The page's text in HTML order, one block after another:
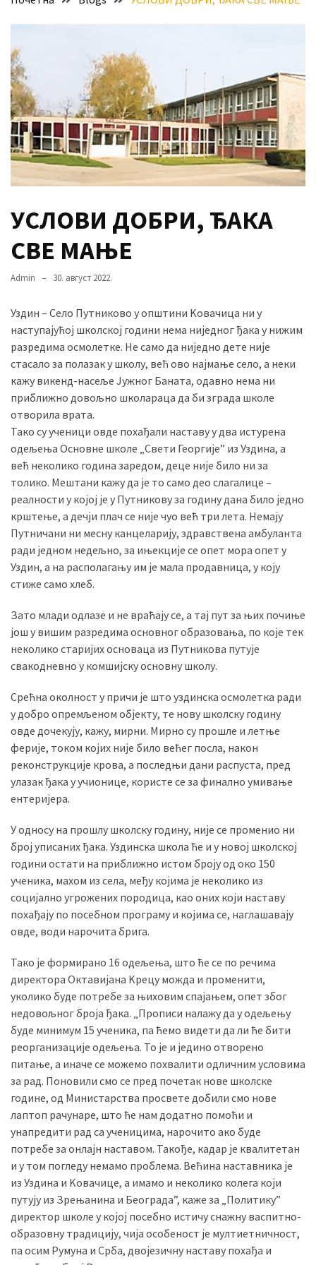
Тиса–
Дунав
Пријава
ваучере
Расписан
конкурс
стицање
права
коришћења
„Најбоље
Војводине“
MOST
USED
CATEGORIES
Вести
(901)
ГРАДОВИ
(810)
Пландиште
(139)
Uncategorized
(493)
(479)
Чланци
(306)
Ковачица
(143)
Blogs
(143)
Бела
Црква
(140)
УСЛОВИ ДОБРИ, ЂАКА
СВЕ МАЊЕ
Admin 30. август 2022.
Уздин – Село Путниково у општини Kовачица ни у
наступајућој школској години нема ниједног ђака у нижим
разредима осмолетке. Не само да ниједно дете није
стасало за полазак у школу, већ ово најмање село, а неки
кажу викенд-насеље Јужног Баната, одавно нема ни
приближно довољно школараца да би зграда школе
отворила врата.
Тако су ученици овде похађали наставу у два истурена
одељења Основне школе „Свети Георгије” из Уздина, а
већ неколико година заредом, деце није било ни за
толико. Мештани кажу да је то само део слагалице –
реалности у којој је у Путникову за годину дана било једно
крштење, а дечји плач се није чуо већ три лета. Немају
Путничани ни месну канцеларију, здравствена амбуланта
ради једном недељно, за ињекције се опет мора опет у
Уздин, а на располагању им је мала продавница, у коју
стиже само хлеб.
Зато млади одлазе и не враћају се, а тај пут за њих почиње
још у вишим разредима основног образовања, по које тек
неколико старијих основаца из Путникова путује
свакодневно у комшијску основну школу.
Срећна околност у причи је што уздинска осмолетка ради
у добро опремљеном објекту, те нову школску годину
овде дочекују, кажу, мирни. Мирно су прошле и летње
ферије, током којих није било већег посла, након
реконструкције крова, а последњи дани распуста, пред
улазак ђака у учионице, користе се за финално умивање
ентеријера.
У односу на прошлу школску годину, није се променио ни
број уписаних ђака. Уздинска школа ће и у новој школској
години остати на приближно истом броју од око 150
ученика, махом из села, међу којима је неколико из
социјално угрожених породица, као оних који наставу
похађају по посебном програму и којима се, наглашавају
овде, води нарочита брига.
Тако је формирано 16 одељења, што ће се по речима
директора Октавијана Kрецу можда и променити,
уколико буде потребе за њиховим спајањем, опет због
недовољног броја ђака. „Прописи налажу да у одељењу
буде минимум 15 ученика, па ћемо видети да ли ће бити
реорганизације одељења. То је и једино отворено
питање, а иначе се можемо похвалити одличним условима
за рад. Поновили смо се пред почетак нове школске
године, од Министарства просвете добили смо нове
лаптоп рачунаре, што ће нам додатно помоћи и
унапредити рад са ученицима, нарочито ако буде
потребе за онлајн наставом. Такође, кадар је квалитетан
и у том погледу немамо проблема. Већина наставника је
из Уздина и Kовачице, а имамо и неколико колега који
путују из Зрењанина и Београда”, каже за „Политику”
директор школе у којој посебно истичу снажну васпитно-
образовну традицију, чија особеност је мултиетничност,
па осим Румуна и Срба, двојезичну наставу похађа и